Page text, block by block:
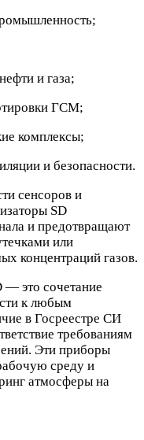
и газа;
ГСМ;
комплексы;
и безопасности.
сенсоров и
SD
и предотвращают
или
концентраций газов.
— это сочетание
к любым
в Госреестре СИ
требованиям
Эти приборы
среду и
атмосферы на